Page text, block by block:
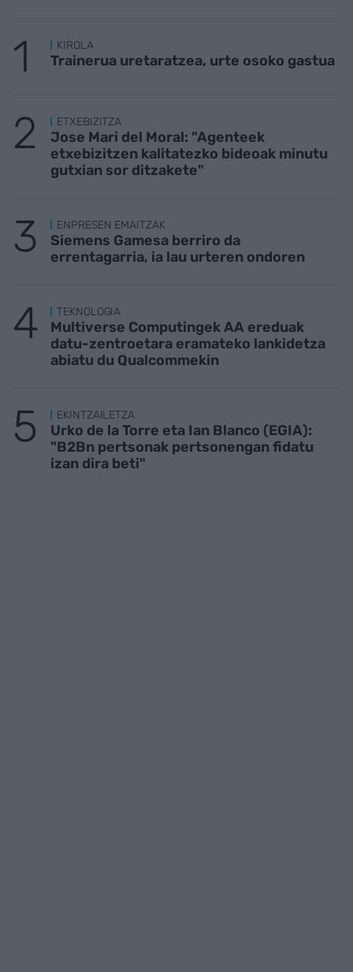
KIROLA
Trainerua uretaratzea, urte osoko gastua
ETXEBIZITZA
Jose Mari del Moral: "Agenteek
etxebizitzen kalitatezko bideoak minutu
gutxian sor ditzakete"
ENPRESEN EMAITZAK
Siemens Gamesa berriro da
errentagarria, ia lau urteren ondoren
TEKNOLOGIA
Multiverse Computingek AA ereduak
datu-zentroetara eramateko lankidetza
abiatu du Qualcommekin
EKINTZAILETZA
Urko de la Torre eta Ian Blanco (EGIA):
"B2Bn pertsonak pertsonengan fidatu
izan dira beti"